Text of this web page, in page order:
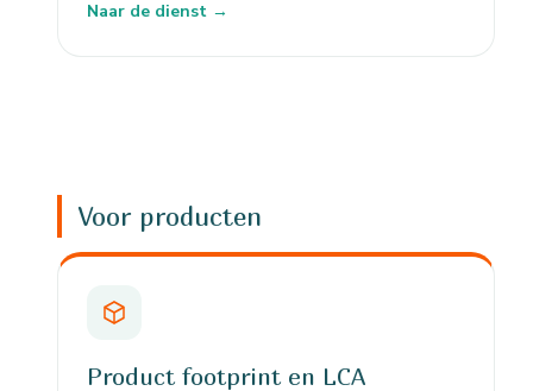
Naar de dienst →
Voor producten
Product footprint en LCA